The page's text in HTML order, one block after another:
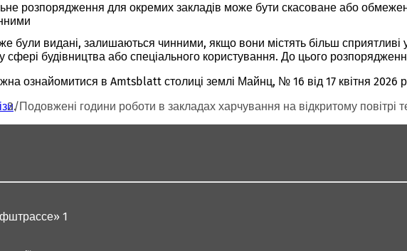
розпорядження для окремих закладів може бути скасоване або
були видані, залишаються чинними, якщо вони містять більш
сфері будівництва або спеціального користування. До цього
ознайомитися в Amtsblatt столиці землі Майнц, № 16 від 17 квітня 2026
Подовжені години роботи в закладах харчування на відкритому повітрі
1